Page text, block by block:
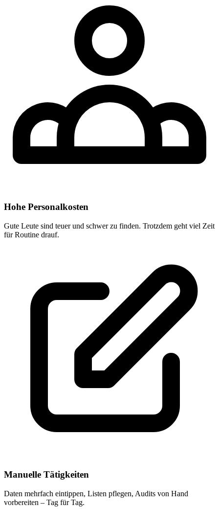
Hohe Personalkosten
Gute Leute sind teuer und schwer zu finden. Trotzdem geht viel Zeit
für Routine drauf.
Manuelle Tätigkeiten
Daten mehrfach eintippen, Listen pflegen, Audits von Hand
vorbereiten – Tag für Tag.